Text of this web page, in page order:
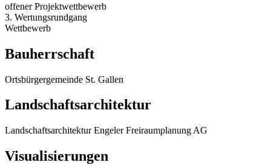
offener Projektwettbewerb
3. Wertungsrundgang
Wettbewerb
Bauherrschaft
Ortsbürgergemeinde St. Gallen
Landschaftsarchitektur
Landschaftsarchitektur Engeler Freiraumplanung AG
Visualisierungen